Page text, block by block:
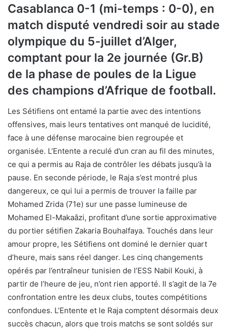
Casablanca 0-1 (mi-temps : 0-0), en
match disputé vendredi soir au stade
olympique du 5-juillet d’Alger,
comptant pour la 2e journée (Gr.B)
de la phase de poules de la Ligue
des champions d’Afrique de football.
Les Sétifiens ont entamé la partie avec des intentions
offensives, mais leurs tentatives ont manqué de lucidité,
face à une défense marocaine bien regroupée et
organisée. L’Entente a reculé d’un cran au fil des minutes,
ce qui a permis au Raja de contrôler les débats jusqu’à la
pause. En seconde période, le Raja s’est montré plus
dangereux, ce qui lui a permis de trouver la faille par
Mohamed Zrida (71e) sur une passe lumineuse de
Mohamed El-Makaâzi, profitant d’une sortie approximative
du portier sétifien Zakaria Bouhalfaya. Touchés dans leur
amour propre, les Sétifiens ont dominé le dernier quart
d’heure, mais sans réel danger. Les cinq changements
opérés par l’entraîneur tunisien de l’ESS Nabil Kouki, à
partir de l’heure de jeu, n’ont rien apporté. Il s’agit de la 7e
confrontation entre les deux clubs, toutes compétitions
confondues. L’Entente et le Raja comptent désormais deux
succès chacun, alors que trois matchs se sont soldés sur